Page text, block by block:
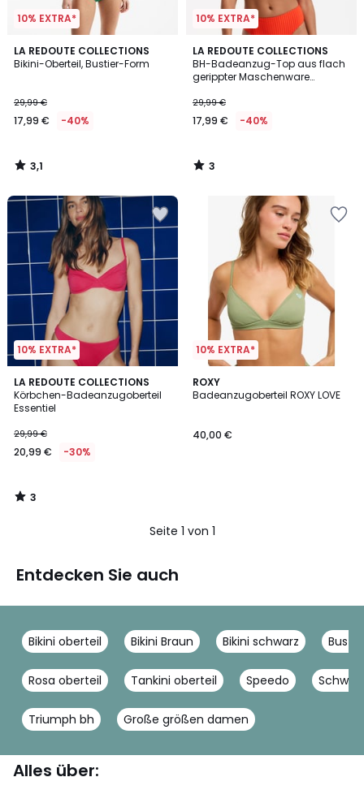
10% EXTRA*
LA REDOUTE COLLECTIONS
Bikini-Oberteil, Bustier-Form
29,99 €
17,99 € -40%
3,1
/
3,1
/
10% EXTRA*
LA REDOUTE COLLECTIONS
BH-Badeanzug-Top aus flach
gerippter Maschenware
29,99 €
17,99 € -40%
3
/
5
3
/
10% EXTRA*
LA REDOUTE COLLECTIONS
Körbchen-Badeanzugoberteil
Essentiel
29,99 €
20,99 € -30%
3
/
5
3
/
10% EXTRA*
ROXY
Badeanzugoberteil ROXY LOVE
40,00 €
Seite 1 von 1
Entdecken Sie auch
Bikini oberteil Bikini Braun Bikini schwarz
Rosa oberteil Tankini oberteil Speedo
Triumph bh Große größen damen
Alles über: